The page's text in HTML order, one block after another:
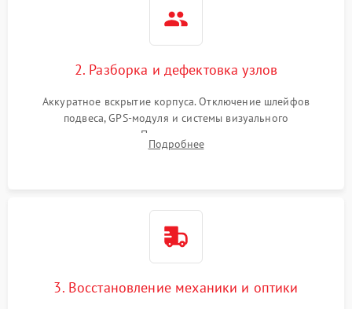
2. Разборка и дефектовка узлов
Аккуратное вскрытие корпуса. Отключение шлейфов
подвеса, GPS-модуля и системы визуального
позиционирования. Проверка полетного контроллера,
регуляторов оборотов (ESC) и бесколлекторных моторов на
Подробнее
3. Восстановление механики и оптики